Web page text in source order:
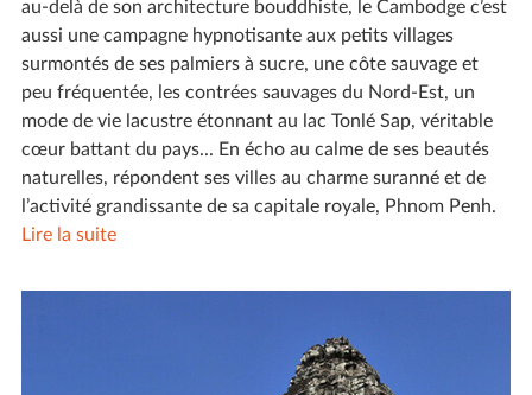
au-delà de son architecture bouddhiste, le Cambodge c’est
aussi une campagne hypnotisante aux petits villages
surmontés de ses palmiers à sucre, une côte sauvage et
peu fréquentée, les contrées sauvages du Nord-Est, un
mode de vie lacustre étonnant au lac Tonlé Sap, véritable
cœur battant du pays... En écho au calme de ses beautés
naturelles, répondent ses villes au charme suranné et de
l’activité grandissante de sa capitale royale, Phnom Penh.
Lire la suite